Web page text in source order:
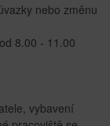
nebo změnu
8.00 - 11.00
vybavení